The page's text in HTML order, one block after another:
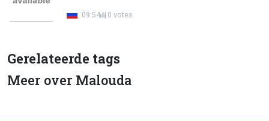
09:54 0 votes
Gerelateerde tags
Meer over Malouda